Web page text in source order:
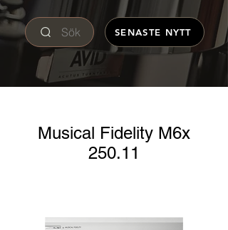
Sök SENASTE NYTT
Musical Fidelity M6x
250.11